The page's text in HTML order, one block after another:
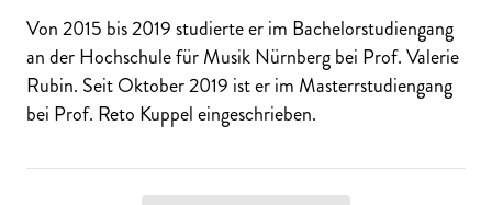
Von 2015 bis 2019 studierte er im Bachelorstudiengang
an der Hochschule für Musik Nürnberg bei Prof. Valerie
Rubin. Seit Oktober 2019 ist er im Masterrstudiengang
bei Prof. Reto Kuppel eingeschrieben.